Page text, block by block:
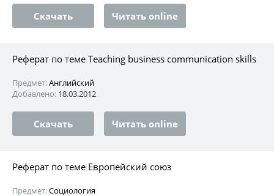
Скачать Читать online
Реферат по теме Teaching business communication skills
Предмет:Английский
Добавлено: 18.03.2012
Скачать Читать online
Реферат по теме Европейский союз
Предмет:Социология